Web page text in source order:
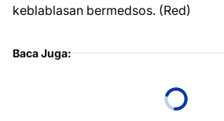
keblablasan bermedsos. (Red)
Baca Juga: